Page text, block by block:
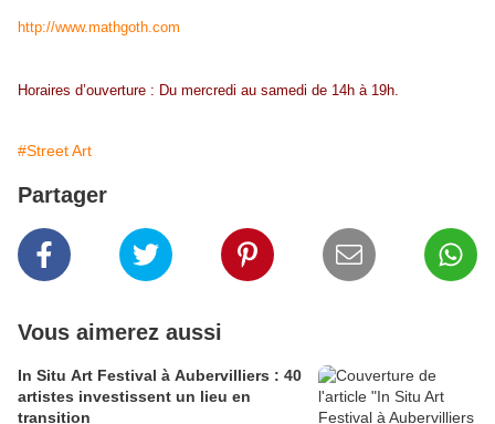
http://www.mathgoth.com
Horaires d’ouverture : Du mercredi au samedi de 14h à 19h.
#Street Art
Partager
Vous aimerez aussi
In Situ Art Festival à Aubervilliers : 40
artistes investissent un lieu en
transition